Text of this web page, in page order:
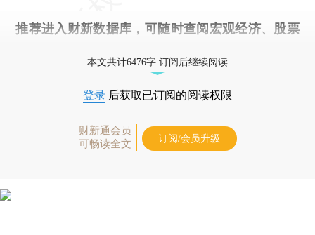
推荐进入 财新数据库 ，可随时查阅宏观经济、股票
本文共计6476字 订阅后继续阅读
登录 后获取已订阅的阅读权限
财新通会员
可畅读全文
订阅/会员升级